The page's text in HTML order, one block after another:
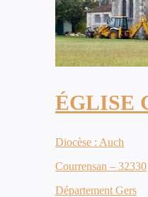
ÉGLISE
Diocèse : Auch
Courrensan – 32330
Département Gers